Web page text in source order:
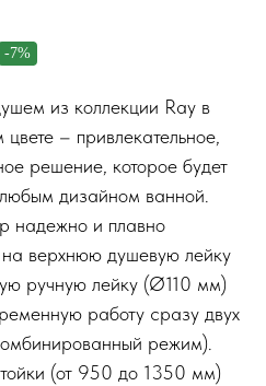
-7%
из коллекции Ray в
– привлекательное,
решение, которое будет
дизайном ванной.
надежно и плавно
на верхнюю душевую лейку
ручную лейку (Ø110 мм)
работу сразу двух
режим).
(от 950 до 1350 мм)